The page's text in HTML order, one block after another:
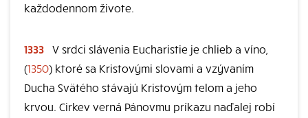
každodennom živote.
1333 V srdci slávenia Eucharistie je chlieb a víno,
(1350) ktoré sa Kristovými slovami a vzývaním
Ducha Svätého stávajú Kristovým telom a jeho
krvou. Cirkev verná Pánovmu príkazu naďalej robí